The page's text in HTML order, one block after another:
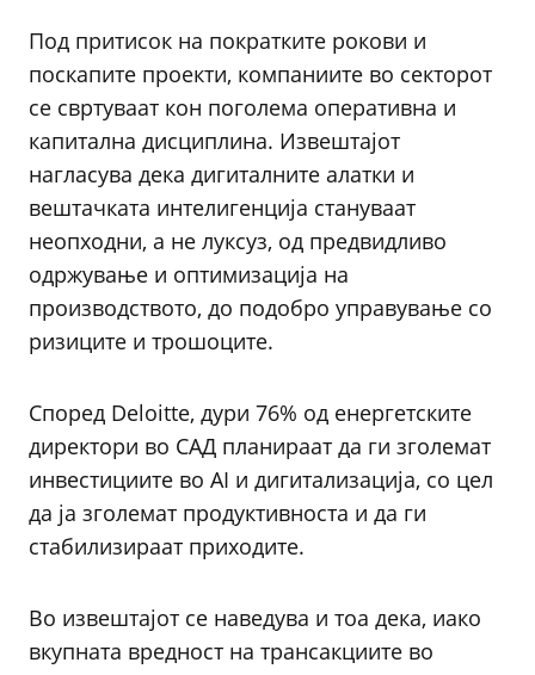
Под притисок на пократките рокови и
поскапите проекти, компаниите во секторот
се свртуваат кон поголема оперативна и
капитална дисциплина. Извештајот
нагласува дека дигиталните алатки и
вештачката интелигенција стануваат
неопходни, а не луксуз, од предвидливо
одржување и оптимизација на
производството, до подобро управување со
ризиците и трошоците.
Според Deloitte, дури 76% од енергетските
директори во САД планираат да ги зголемат
инвестициите во AI и дигитализација, со цел
да ја зголемат продуктивноста и да ги
стабилизираат приходите.
Во извештајот се наведува и тоа дека, иако
вкупната вредност на трансакциите во